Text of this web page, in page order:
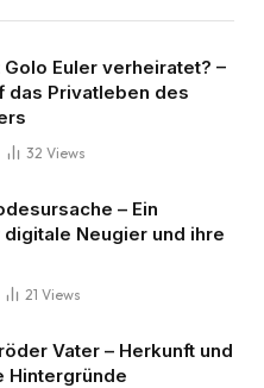
Euler verheiratet? –
das Privatleben des
32 Views
– Ein
Neugier und ihre
21 Views
Vater – Herkunft und
Hintergründe